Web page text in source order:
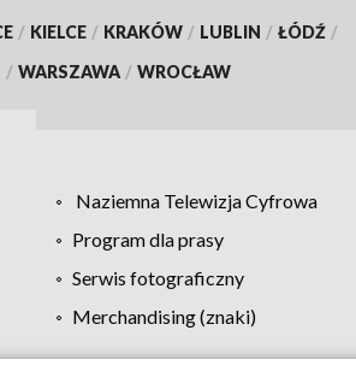
/ KIELCE / KRAKÓW / LUBLIN / ŁÓDŹ /
/ WARSZAWA / WROCŁAW
Naziemna Telewizja Cyfrowa
Program dla prasy
Serwis fotograficzny
Merchandising (znaki)